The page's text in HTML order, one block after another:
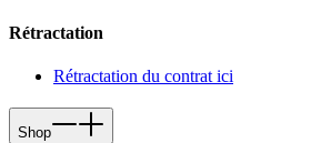
Rétractation
Rétractation du contrat ici
Shop